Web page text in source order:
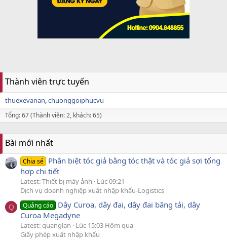
Thành viên trực tuyến
thuexevanan chuonggoiphucvu
Tổng: 67 (Thành viên: 2, khách: 65)
Bài mới nhất
Chia sẻ Phân biệt tóc giả bằng tóc thật và tóc giả sợi tổng
hợp chi tiết
Latest: Thiết bị máy ảnh
Lúc 09:21
Dịch vụ doanh nghiệp xuất nhập khẩu-Logistics
Q Quảng cáo Dây Curoa, dây đai, dây đai băng tải, dây
Curoa Megadyne
Latest: quanglan
Lúc 15:03 Hôm qua
Giấy phép xuất nhập khẩu